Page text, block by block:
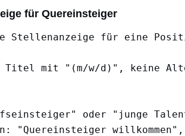
für Quereinsteiger
Stellenanzeige für eine
Titel mit "(m/w/d)", keine
oder "junge
"Quereinsteiger willkommen",